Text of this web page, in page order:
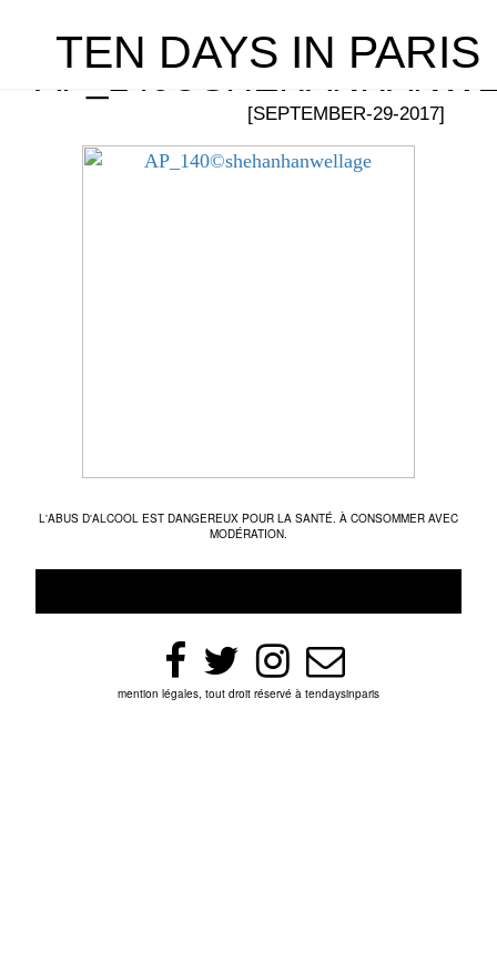
TEN DAYS IN PARIS
[SEPTEMBER-29-2017]
L'ABUS D'ALCOOL EST DANGEREUX POUR LA SANTÉ. À CONSOMMER AVEC
MODÉRATION.
mention légales, tout droit réservé à tendaysinparis